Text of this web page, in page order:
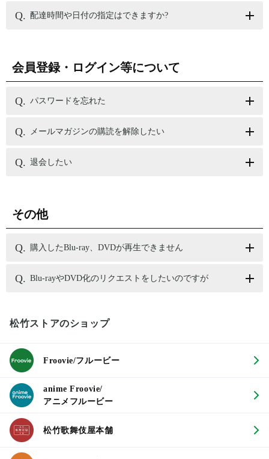
配達時間や日付の指定はできますか?
会員登録・ログイン等について
パスワードを忘れた
メールマガジンの購読を解除したい
退会したい
その他
購入したBlu-ray、DVDが再生できません
Blu-rayやDVD化のリクエストをしたいのですが
松竹ストアのショップ
Froovie/フルービー
anime Froovie/
アニメフルービー
松竹歌舞伎屋本舗